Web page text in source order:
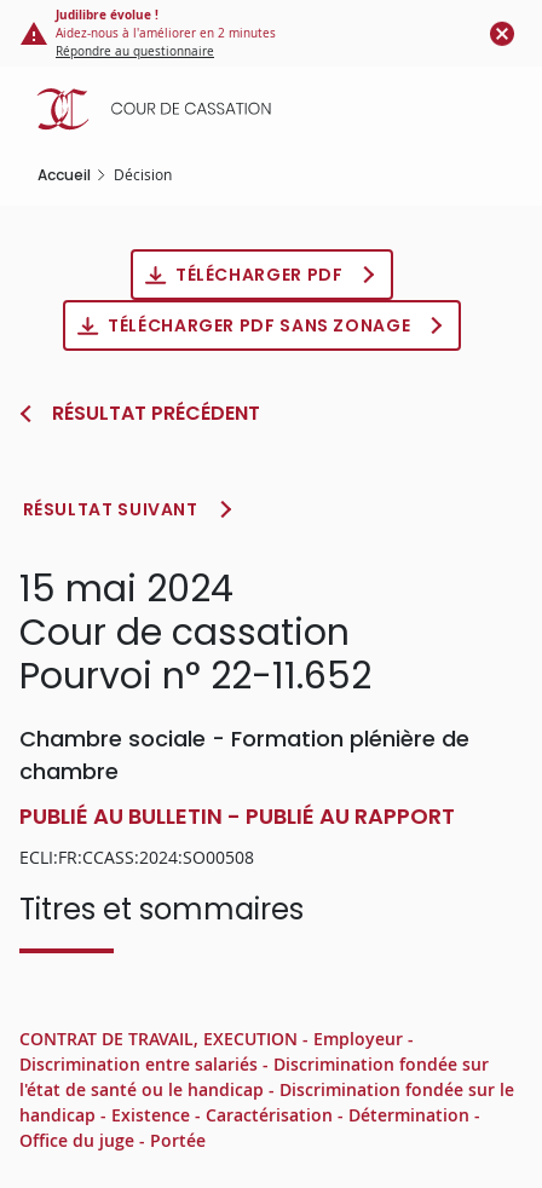
Panneau de gestion des cookies
contenu
principal
Judilibre évolue !
Aidez-nous à l'améliorer en 2 minutes
Répondre au questionnaire
Accueil Décision
TÉLÉCHARGER PDF
TÉLÉCHARGER PDF SANS ZONAGE
RÉSULTAT PRÉCÉDENT
RÉSULTAT SUIVANT
15 mai 2024
Cour de cassation
Pourvoi n° 22-11.652
Chambre sociale - Formation plénière de
chambre
PUBLIÉ AU BULLETIN - PUBLIÉ AU RAPPORT
ECLI:FR:CCASS:2024:SO00508
Titres et sommaires
CONTRAT DE TRAVAIL, EXECUTION - Employeur -
Discrimination entre salariés - Discrimination fondée sur
l'état de santé ou le handicap - Discrimination fondée sur le
handicap - Existence - Caractérisation - Détermination -
Office du juge - Portée